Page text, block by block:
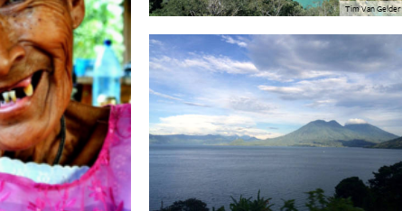
Tim Van Gelder